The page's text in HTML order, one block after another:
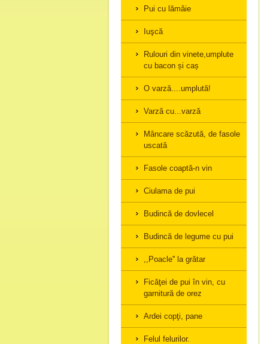
Pui cu lămâie
Iuşcă
Rulouri din vinete,umplute
cu bacon și caș
O varză....umplută!
Varză cu...varză
Mâncare scăzută, de fasole
uscată
Fasole coaptă-n vin
Ciulama de pui
Budincă de dovlecel
Budincă de legume cu pui
,,Poacle'' la grătar
Ficăţei de pui în vin, cu
garnitură de orez
Ardei copţi, pane
Felul felurilor.